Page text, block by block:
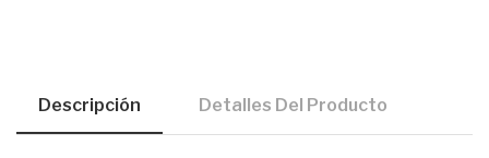
Descripción Detalles Del Producto